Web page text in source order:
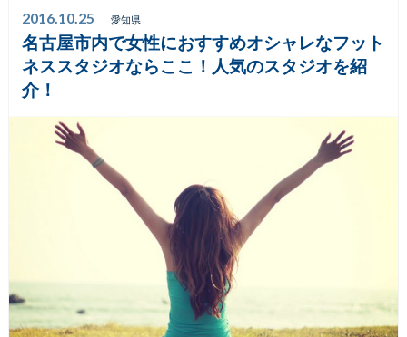
2016.10.25 愛知県
名古屋市内で女性におすすめオシャレなフット
ネススタジオならここ！人気のスタジオを紹
介！